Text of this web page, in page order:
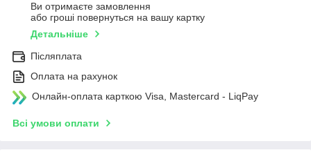
Ви отримаєте замовлення
або гроші повернуться на вашу картку
Детальніше
Післяплата
Оплата на рахунок
Онлайн-оплата карткою Visa, Mastercard - LiqPay
Всі умови оплати